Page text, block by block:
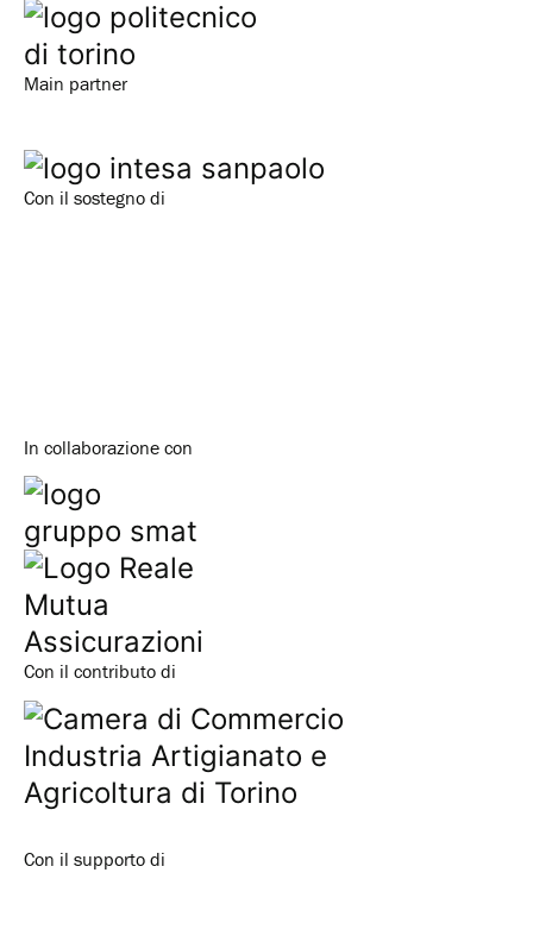
Main partner
Con il sostegno di
In collaborazione con
Con il contributo di
Con il supporto di